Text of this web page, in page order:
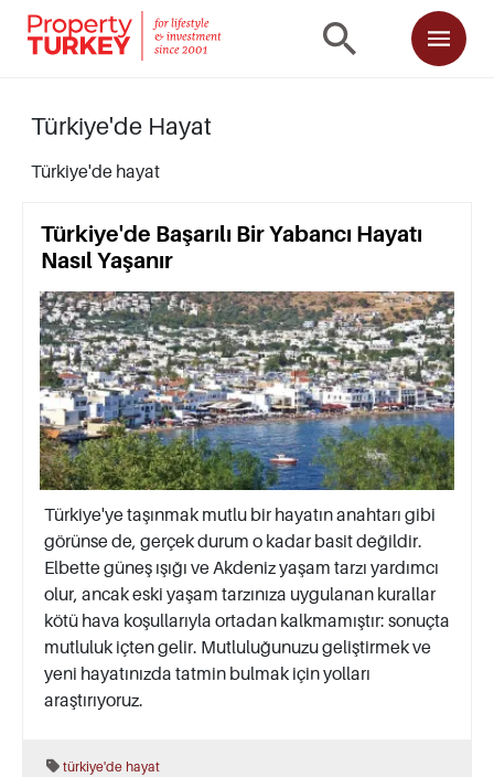
Türkiye'de Hayat
Türkiye'de hayat
Türkiye'de Başarılı Bir Yabancı Hayatı
Nasıl Yaşanır
Türkiye'ye taşınmak mutlu bir hayatın anahtarı gibi
görünse de, gerçek durum o kadar basit değildir.
Elbette güneş ışığı ve Akdeniz yaşam tarzı yardımcı
olur, ancak eski yaşam tarzınıza uygulanan kurallar
kötü hava koşullarıyla ortadan kalkmamıştır: sonuçta
mutluluk içten gelir. Mutluluğunuzu geliştirmek ve
yeni hayatınızda tatmin bulmak için yolları
araştırıyoruz.
türkiye'de hayat